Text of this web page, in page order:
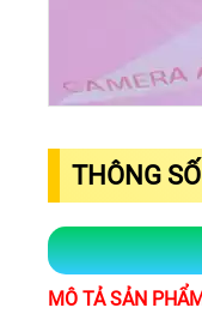
THÔNG
MÔ TẢ SẢN